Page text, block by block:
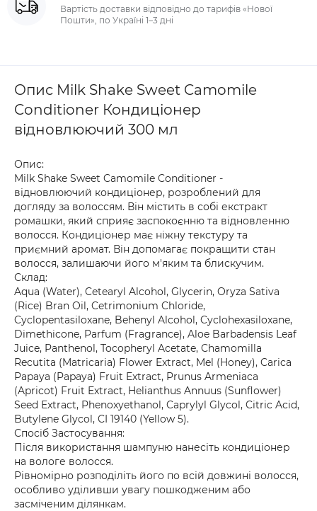
Вартість доставки відповідно до тарифів «Нової
Пошти», по Україні 1–3 дні
Опис Milk Shake Sweet Camomile
Conditioner Кондиціонер
відновлюючий 300 мл
Опис:
Milk Shake Sweet Camomile Conditioner -
відновлюючий кондиціонер, розроблений для
догляду за волоссям. Він містить в собі екстракт
ромашки, який сприяє заспокоєнню та відновленню
волосся. Кондиціонер має ніжну текстуру та
приємний аромат. Він допомагає покращити стан
волосся, залишаючи його м'яким та блискучим.
Склад:
Aqua (Water), Cetearyl Alcohol, Glycerin, Oryza Sativa
(Rice) Bran Oil, Cetrimonium Chloride,
Cyclopentasiloxane, Behenyl Alcohol, Cyclohexasiloxane,
Dimethicone, Parfum (Fragrance), Aloe Barbadensis Leaf
Juice, Panthenol, Tocopheryl Acetate, Chamomilla
Recutita (Matricaria) Flower Extract, Mel (Honey), Carica
Papaya (Papaya) Fruit Extract, Prunus Armeniaca
(Apricot) Fruit Extract, Helianthus Annuus (Sunflower)
Seed Extract, Phenoxyethanol, Caprylyl Glycol, Citric Acid,
Butylene Glycol, CI 19140 (Yellow 5).
Спосіб Застосування:
Після використання шампуню нанесіть кондиціонер
на вологе волосся.
Рівномірно розподіліть його по всій довжині волосся,
особливо уділивши увагу пошкодженим або
засміченим ділянкам.